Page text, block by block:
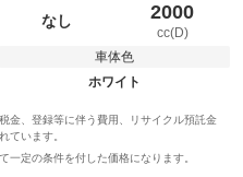
なし 2000
cc(D)
車体色
ホワイト
金、登録等に伴う費用、リサイクル預託金
ています。
一定の条件を付した価格になります。